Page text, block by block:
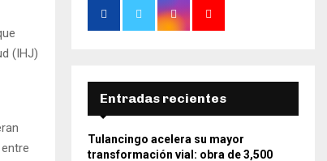
(IHJ)
Entradas recientes
Tulancingo acelera su mayor
transformación vial: obra de 3,500